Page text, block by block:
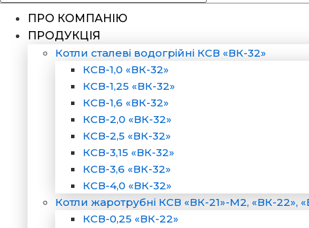
ПРО КОМПАНІЮ
ПРОДУКЦІЯ
Котли сталеві водогрійні КСВ «ВК-32»
КСВ-1,0 «ВК-32»
КСВ-1,25 «ВК-32»
КСВ-1,6 «ВК-32»
КСВ-2,0 «ВК-32»
КСВ-2,5 «ВК-32»
КСВ-3,15 «ВК-32»
КСВ-3,6 «ВК-32»
КСВ-4,0 «ВК-32»
Котли жаротрубні КСВ «ВК-21»-М2, «ВК-22»,
КСВ-0,25 «ВК-22»